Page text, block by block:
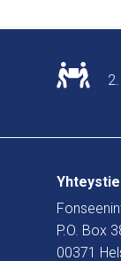
P.O. Box
00371